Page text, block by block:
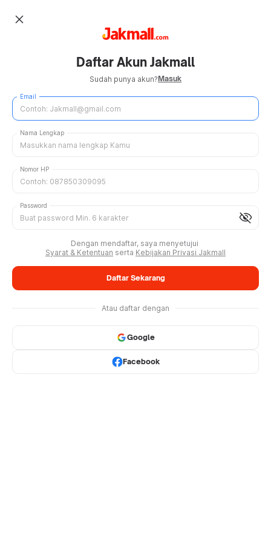
close
Daftar Akun Jakmall
Sudah punya akun?Masuk
Email
Nama Lengkap
Nomor HP
visibility_off
Password
Dengan mendaftar, saya menyetujui
Syarat & Ketentuan serta Kebijakan Privasi Jakmall
Daftar Sekarang
Atau daftar dengan
Google
Facebook